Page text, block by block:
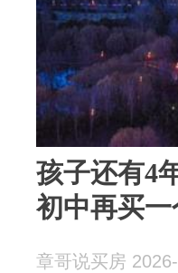
孩子还有4
初中再买
章哥说买房